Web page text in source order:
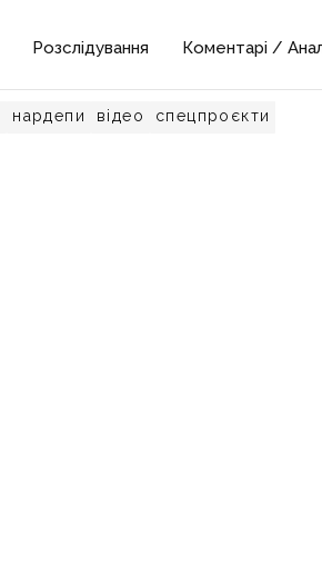
Розслідування Коментарі /
нардепи відео спецпроєкти